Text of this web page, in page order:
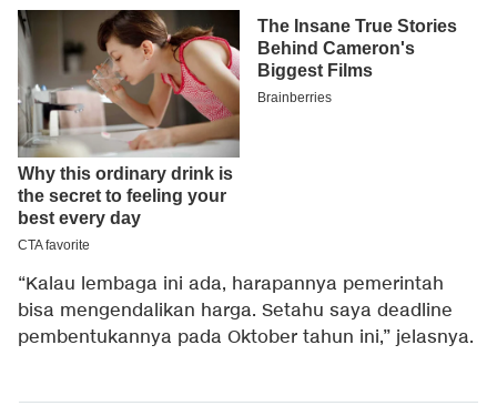
“Kalau lembaga ini ada, harapannya pemerintah
bisa mengendalikan harga. Setahu saya deadline
pembentukannya pada Oktober tahun ini,” jelasnya.